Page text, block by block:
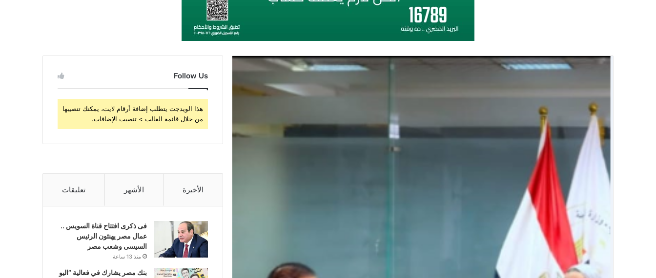
Follow Us
هذا الويدجت يتطلب إضافة أرقام لايت، يمكنك تنصيبها
من خلال قائمة القالب > تنصيب الإضافات.
الأخيرة الأشهر تعليقات
فى ذكرى افتتاح قناة السويس ..
عمال مصر يهنئون الرئيس
السيسى وشعب مصر
منذ 13 ساعة
بنك مصر يشارك في فعالية “اليو